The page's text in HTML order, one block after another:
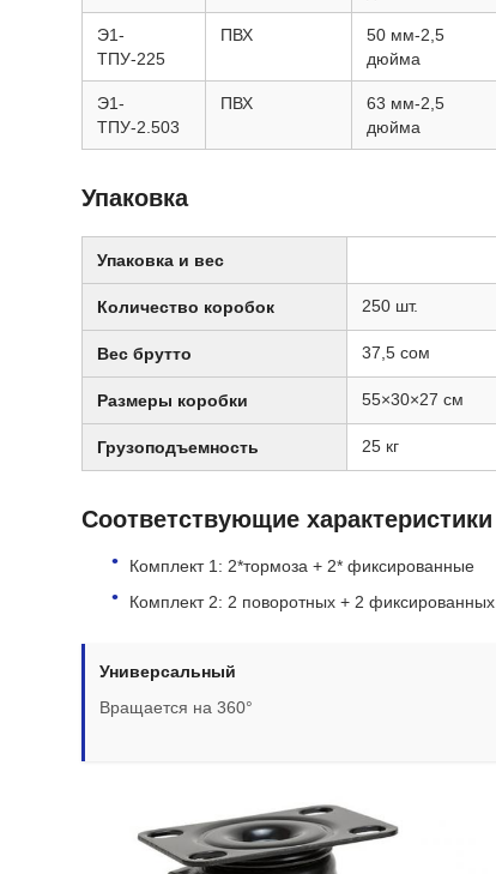
Э1-
ТПУ-225
ПВХ
50 мм-2,5
дюйма
Э1-
ТПУ-2.503
ПВХ
63 мм-2,5
дюйма
Упаковка
Упаковка и вес
Количество коробок 250 шт.
Вес брутто 37,5 сом
Размеры коробки 55×30×27 см
Грузоподъемность 25 кг
Соответствующие характеристики
Комплект 1: 2*тормоза + 2* фиксированные
Комплект 2: 2 поворотных + 2 фиксированных.
Универсальный
Вращается на 360°